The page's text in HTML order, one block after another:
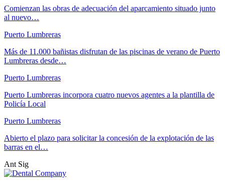
Comienzan las obras de adecuación del aparcamiento situado junto
al nuevo…
Puerto Lumbreras
Más de 11.000 bañistas disfrutan de las piscinas de verano de Puerto
Lumbreras desde…
Puerto Lumbreras
Puerto Lumbreras incorpora cuatro nuevos agentes a la plantilla de
Policía Local
Puerto Lumbreras
Abierto el plazo para solicitar la concesión de la explotación de las
barras en el…
Ant Sig